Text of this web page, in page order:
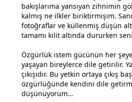
bakışlarıma yansıyan zihnimin
kalmış ne ilkler biriktirmişim.
fotoğraflar ve küllenmiş düşün
tamamı kilit altında dururken
Özgürlük istem gücünün her
yaşayan bireylerce dile getirilir.
çıkışıdır. Bu yetkin ortaya çıkış
özgürlüğünde kendini dile
düşünüyorum…